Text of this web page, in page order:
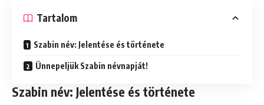
Tartalom
Szabin név: Jelentése és története
Ünnepeljük Szabin névnapját!
Szabin név: Jelentése és története